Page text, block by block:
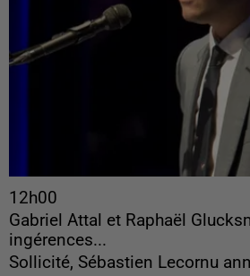
12h00
Gabriel Attal et Raphaël
ingérences...
Sollicité, Sébastien Lecornu